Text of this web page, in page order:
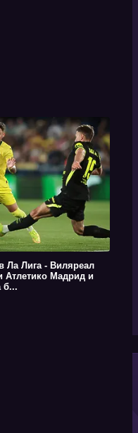
Ла Лига - Виляреал
Атлетико Мадрид и
б...